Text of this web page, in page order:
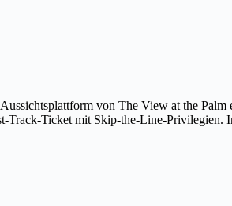
von The View at the
Track-Ticket mit Skip-the-Line-Privilegien.